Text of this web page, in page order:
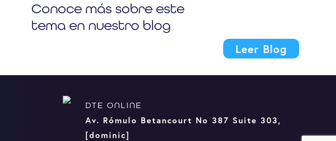
Conoce más sobre este
tema en nuestro blog
Leer Blog
DTE ONLINE
Av. Rómulo Betancourt No 387 Suite 303,
[dominic]